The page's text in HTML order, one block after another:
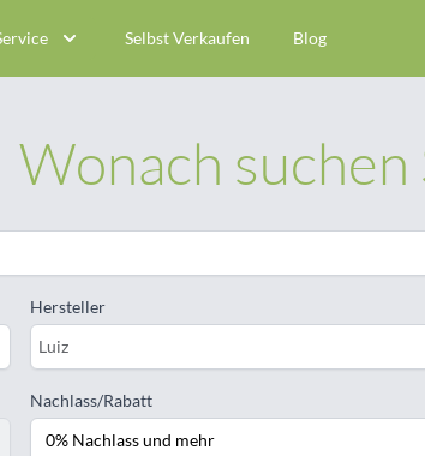
Selbst Verkaufen Blog
Wonach suchen
Hersteller
Luiz
Nachlass/Rabatt